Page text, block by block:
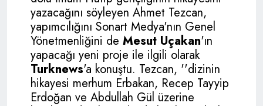
yazacağını söyleyen Ahmet Tezcan,
yapımcılığını Sonart Medya'nın Genel
Yönetmenliğini de Mesut Uçakan'ın
yapacağı yeni proje ile ilgili olarak
Turknews'a konuştu. Tezcan, ''dizinin
hikayesi merhum Erbakan, Recep Tayyip
Erdoğan ve Abdullah Gül üzerine